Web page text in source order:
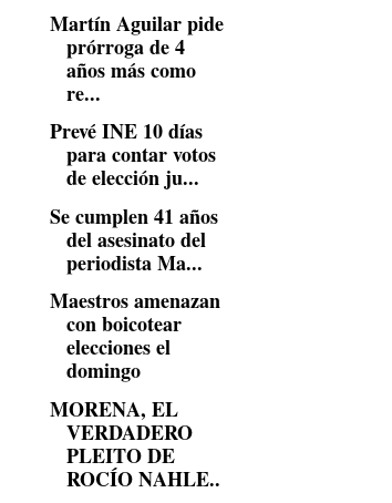
Martín Aguilar pide
prórroga de 4
años más como
re...
Prevé INE 10 días
para contar votos
de elección ju...
Se cumplen 41 años
del asesinato del
periodista Ma...
Maestros amenazan
con boicotear
elecciones el
domingo
MORENA, EL
VERDADERO
PLEITO DE
ROCÍO NAHLE..